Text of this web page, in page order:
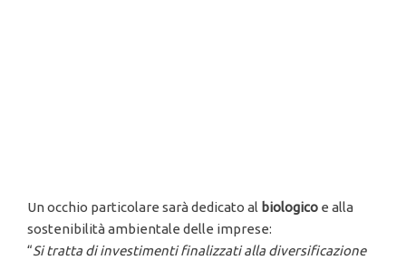
Un occhio particolare sarà dedicato al biologico e alla
sostenibilità ambientale delle imprese:
“Si tratta di investimenti finalizzati alla diversificazione